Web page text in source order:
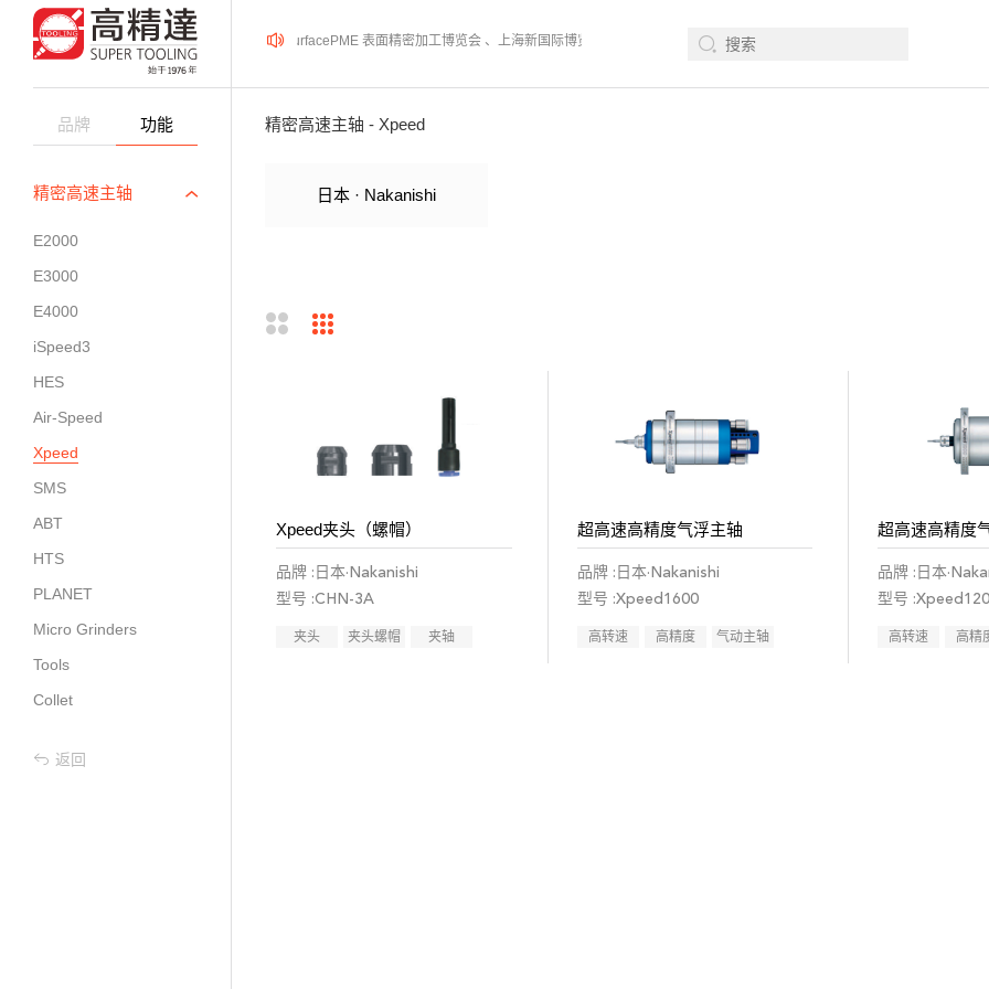
品牌 功能
精密高速主轴
E2000
E3000
E4000
iSpeed3
HES
Air-Speed
Xpeed
SMS
ABT
HTS
PLANET
Micro Grinders
Tools
Collet
返回
2026年08月12-14日、SurfacePME 表面精密加工博览会 、上海新国际博览中心· 浦东、W1馆E21 、欢迎莅临指导 2026年08月12-14日、
精密高速主轴 - Xpeed
日本 · Nakanishi
Xpeed夹头（螺帽）
品牌 :日本·Nakanishi
型号 :CHN-3A
夹头 夹头螺帽 夹轴
超高速高精度气浮主轴
品牌 :日本·Nakanishi
型号 :Xpeed1600
高转速 高精度 气动主轴
超高速高精度
品牌 :日本
型号
高转速 高精